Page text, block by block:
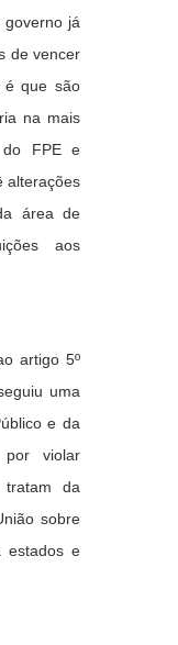
já
de vencer
é que são
na mais
FPE e
alterações
área de
aos
artigo 5º
uma
e da
violar
da
sobre
estados e